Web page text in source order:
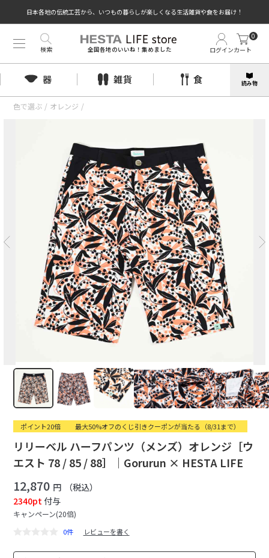
日本各地の伝統工芸から、いつもの暮らしが楽しくなる生活雑貨や食をお届け！
全国各地のいいね！集めました ログインカート
0
検索
器 雑貨 食 読み物
色で選ぶ / オレンジ /
ポイント20倍 最大50%オフのくじ引きクーポンが当たる（8/31まで）
リリーベル ハーフパンツ（メンズ）オレンジ［ウ
エスト 78 / 85 / 88］｜Gorurun × HESTA LIFE
12,870 円
（税込）
2340pt 付与
キャンペーン(20倍)
0件 レビューを書く